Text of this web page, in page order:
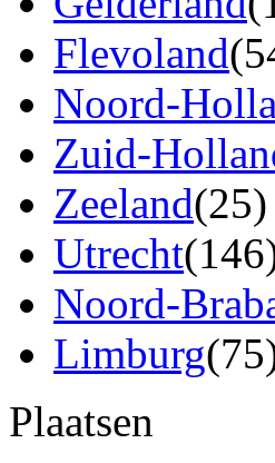
Flevoland
Noord-
Zuid-
Zeeland(25)
Utrecht
Noord-
Limburg
Plaatsen